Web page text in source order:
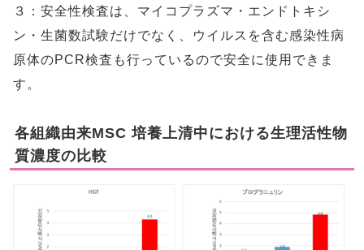
３：安全性検査は、マイコプラズマ・エンドトキシ
ン・生菌数試験だけでなく、ウイルスを含む感染性病
原体のPCR検査も行っているので安全に使用できま
す。
各組織由来MSC 培養上清中における生理活性物
質濃度の比較